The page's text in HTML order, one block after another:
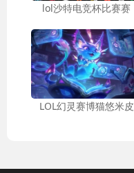
lol沙特电竞杯比赛赛
LOL幻灵赛博猫悠米皮